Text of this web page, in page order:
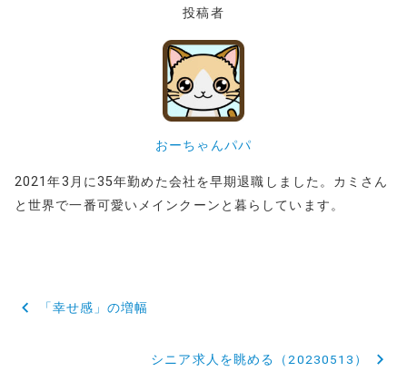
投稿者
おーちゃんパパ
2021年3月に35年勤めた会社を早期退職しました。カミさん
と世界で一番可愛いメインクーンと暮らしています。
投
「幸せ感」の増幅
シニア求人を眺める（20230513）